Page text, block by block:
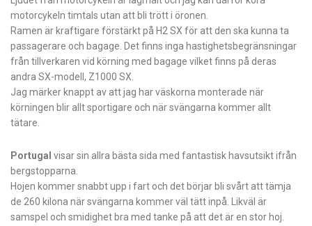
motorcykeln timtals utan att bli trött i öronen.
Ramen är kraftigare förstärkt på H2 SX för att den ska kunna ta
passagerare och bagage. Det finns inga hastighetsbegränsningar
från tillverkaren vid körning med bagage vilket finns på deras
andra SX-modell, Z1000 SX.
Jag märker knappt av att jag har väskorna monterade när
körningen blir allt sportigare och när svängarna kommer allt
tätare.
Portugal visar sin allra bästa sida med fantastisk havsutsikt ifrån
bergstopparna.
Hojen kommer snabbt upp i fart och det börjar bli svårt att tämja
de 260 kilona när svängarna kommer väl tätt inpå. Likväl är
samspel och smidighet bra med tanke på att det är en stor hoj.